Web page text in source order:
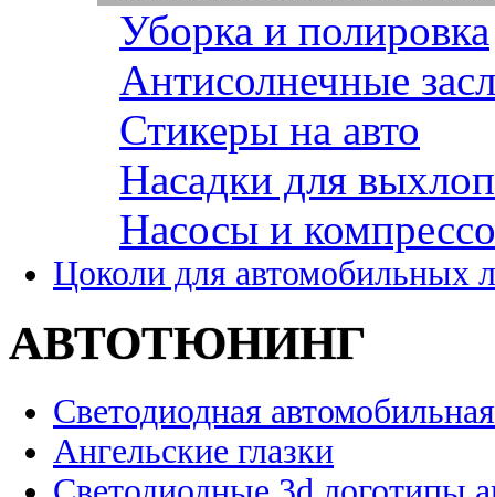
Уборка и полировка
Антисолнечные
Стикеры на авто
Насадки для
Насосы и
Цоколи для автомобильных
АВТОТЮНИНГ
Светодиодная
Ангельские глазки